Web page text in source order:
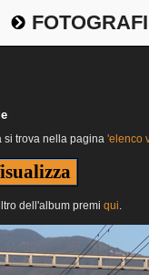
si trova nella pagina 'elenco
dell'album premi qui.